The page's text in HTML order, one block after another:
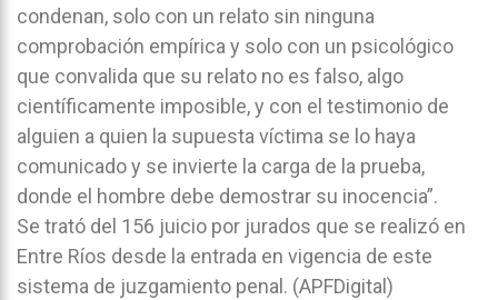
condenan, solo con un relato sin ninguna
comprobación empírica y solo con un psicológico
que convalida que su relato no es falso, algo
científicamente imposible, y con el testimonio de
alguien a quien la supuesta víctima se lo haya
comunicado y se invierte la carga de la prueba,
donde el hombre debe demostrar su inocencia”.
Se trató del 156 juicio por jurados que se realizó en
Entre Ríos desde la entrada en vigencia de este
sistema de juzgamiento penal. (APFDigital)